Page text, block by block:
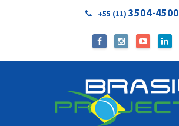
+55 (11) 3504-4500